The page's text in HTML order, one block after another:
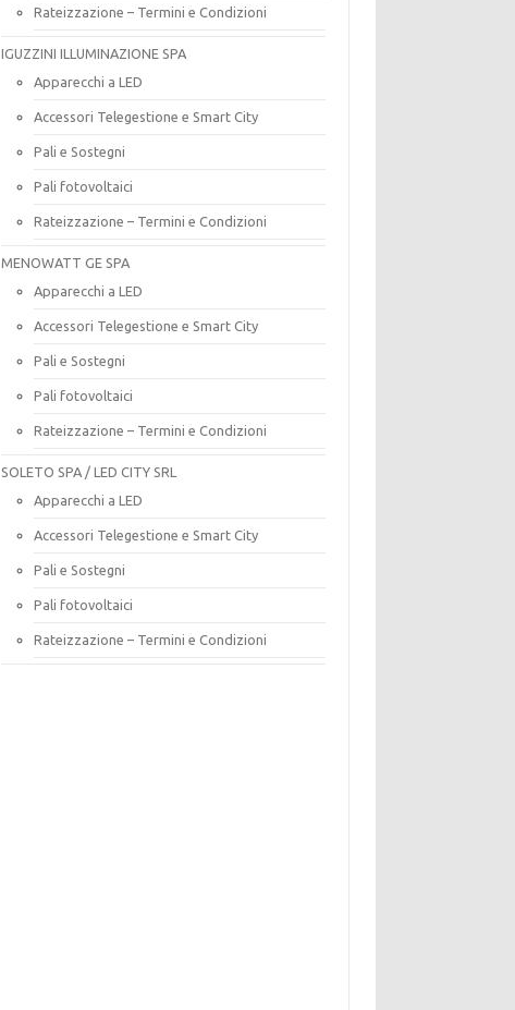
Rateizzazione – Termini e Condizioni
IGUZZINI ILLUMINAZIONE SPA
Apparecchi a LED
Accessori Telegestione e Smart City
Pali e Sostegni
Pali fotovoltaici
Rateizzazione – Termini e Condizioni
MENOWATT GE SPA
Apparecchi a LED
Accessori Telegestione e Smart City
Pali e Sostegni
Pali fotovoltaici
Rateizzazione – Termini e Condizioni
SOLETO SPA / LED CITY SRL
Apparecchi a LED
Accessori Telegestione e Smart City
Pali e Sostegni
Pali fotovoltaici
Rateizzazione – Termini e Condizioni